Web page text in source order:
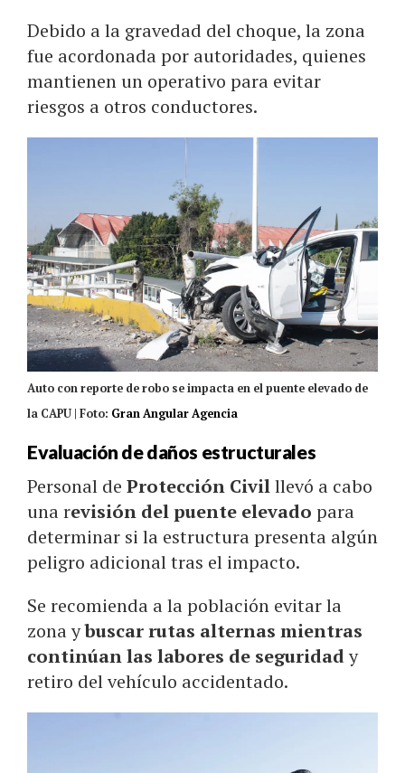
Debido a la gravedad del choque, la zona
fue acordonada por autoridades, quienes
mantienen un operativo para evitar
riesgos a otros conductores.
Auto con reporte de robo se impacta en el puente elevado de
la CAPU | Foto: Gran Angular Agencia
Evaluación de daños estructurales
Personal de Protección Civilllevó a cabo
una revisión del puente elevado para
determinar si la estructura presenta algún
peligro adicional tras el impacto.
Se recomienda a la población evitar la
zona ybuscar rutas alternas mientras
continúan las labores de seguridady
retiro del vehículo accidentado.